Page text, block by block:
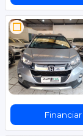
Financiar